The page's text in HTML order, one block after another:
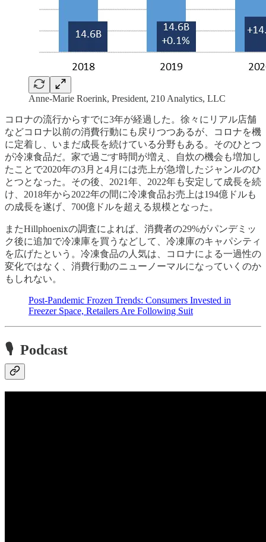
Anne-Marie Roerink, President, 210 Analytics, LLC
コロナの流行からすでに3年が経過した。徐々にリアル店舗
などコロナ以前の消費行動にも戻りつつあるが、コロナを機
に定着し、いまだ成長を続けている分野もある。そのひとつ
が冷凍食品だ。家で過ごす時間が増え、自炊の機会も増加し
たことで2020年の3月と4月には売上が急増したジャンルのひ
とつとなった。その後、2021年、2022年も安定して成長を続
け、2018年から2022年の間に冷凍食品お売上は194億ドルも
の成長を遂げ、700億ドルを超える規模となった。
またHillphoenixの調査によれば、消費者の29%がパンデミッ
ク後に追加で冷凍庫を買うなどして、冷凍庫のキャパシティ
を広げたという。冷凍食品の人気は、コロナによる一過性の
変化ではなく、消費行動のニューノーマルになっていくのか
もしれない。
Post-Pandemic Frozen Trends: Consumers Invested in
Freezer Space, Retailers Are Following Suit
🎙 Podcast